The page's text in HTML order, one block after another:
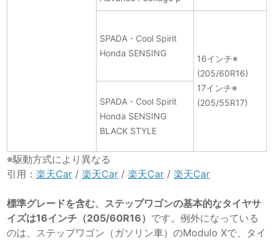
SPADA・Cool Spirit
Honda SENSING
16インチ※
(205/60R16)
17インチ※
(205/55R17)
SPADA・Cool Spirit
Honda SENSING
BLACK STYLE
※駆動方式により異なる
引用：楽天Car /楽天Car /楽天Car /楽天Car
標準グレードを含む、ステップワゴンの基本的なタイヤサ
イズは16インチ（205/60R16） です。例外になっている
のは、ステップワゴン（ガソリン車）のModulo Xで、タイ